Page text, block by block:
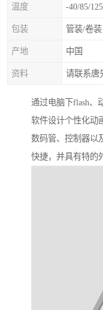
温度 -40/85/125
包装 管装/卷装
产地 中国
资料 请联系唐
通过电脑下flash、
软件设计个性化动
数码管、控制器以
快捷，并具有特的